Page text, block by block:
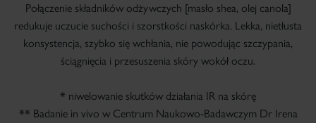
Połączenie składników odżywczych [masło shea, olej canola]
redukuje uczucie suchości i szorstkości naskórka. Lekka, nietłusta
konsystencja, szybko się wchłania, nie powodując szczypania,
ściągnięcia i przesuszenia skóry wokół oczu.
* niwelowanie skutków działania IR na skórę
** Badanie in vivo w Centrum Naukowo-Badawczym Dr Irena